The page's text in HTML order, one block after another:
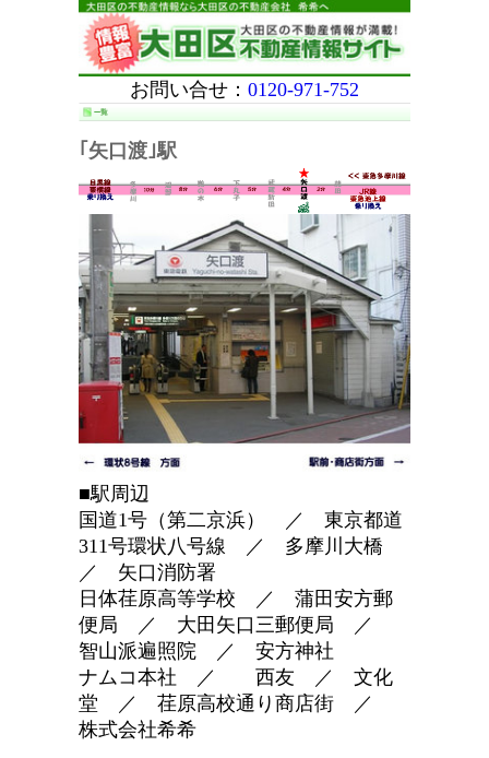
お問い合せ： 0120-971-752
｢矢口渡｣駅
■駅周辺
国道1号（第二京浜） ／ 東京都道
311号環状八号線 ／ 多摩川大橋
／ 矢口消防署
日体荏原高等学校 ／ 蒲田安方郵
便局 ／ 大田矢口三郵便局 ／
智山派遍照院 ／ 安方神社
ナムコ本社 ／ 西友 ／ 文化
堂 ／ 荏原高校通り商店街 ／
株式会社希希